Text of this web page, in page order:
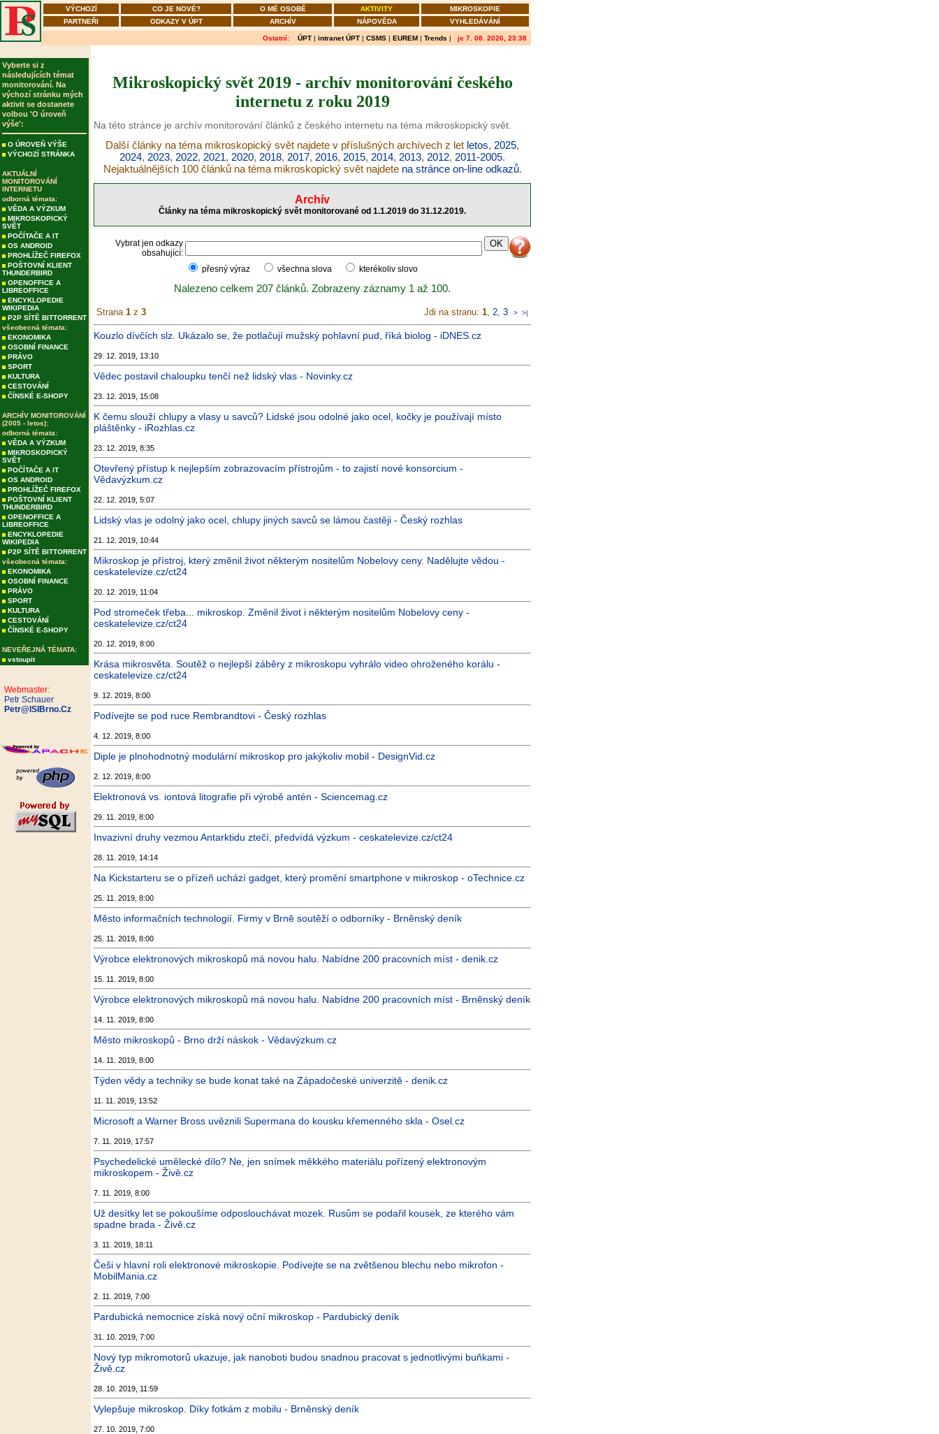
VÝCHOZÍ CO JE NOVÉ? O MÉ OSOBĚ AKTIVITY
MIKROSKOPIE
PARTNEŘI
ODKAZY V ÚPT ARCHÍV NÁPOVĚDA VYHLEDÁVÁNÍ
Ostatní: ÚPT | intranet ÚPT | CSMS | EUREM | Trends | je 7. 08. 2026, 23:38
Vyberte si z
následujících témat
monitorování. Na
výchozí stránku mých
aktivit se dostanete
volbou 'O úroveň
výše':
O ÚROVEŇ VÝŠE
VÝCHOZÍ STRÁNKA
AKTUÁLNÍ
MONITOROVÁNÍ
INTERNETU
odborná témata:
VĚDA A VÝZKUM
MIKROSKOPICKÝ
SVĚT
POČÍTAČE A IT
OS ANDROID
PROHLÍŽEČ FIREFOX
POŠTOVNÍ KLIENT
THUNDERBIRD
OPENOFFICE A
LIBREOFFICE
ENCYKLOPEDIE
WIKIPEDIA
P2P SÍTĚ BITTORRENT
všeobecná témata:
EKONOMIKA
OSOBNÍ FINANCE
PRÁVO
SPORT
KULTURA
CESTOVÁNÍ
ČÍNSKÉ E-SHOPY
ARCHÍV MONITOROVÁNÍ
(2005 - letos):
odborná témata:
VĚDA A VÝZKUM
MIKROSKOPICKÝ
SVĚT
POČÍTAČE A IT
OS ANDROID
PROHLÍŽEČ FIREFOX
POŠTOVNÍ KLIENT
THUNDERBIRD
OPENOFFICE A
LIBREOFFICE
ENCYKLOPEDIE
WIKIPEDIA
P2P SÍTĚ BITTORRENT
všeobecná témata:
EKONOMIKA
OSOBNÍ FINANCE
PRÁVO
SPORT
KULTURA
CESTOVÁNÍ
ČÍNSKÉ E-SHOPY
NEVEŘEJNÁ TÉMATA:
vstoupit
Webmaster:
Petr Schauer
Petr@ISIBrno.Cz
Mikroskopický svět 2019 - archív monitorování českého
internetu z roku 2019
Na této stránce je archív monitorování článků z českého internetu na téma mikroskopický svět.
Další články na téma mikroskopický svět najdete v příslušných archívech z let letos, 2025,
2024, 2023, 2022, 2021, 2020, 2018, 2017, 2016, 2015, 2014, 2013, 2012, 2011-2005.
Nejaktuálnějších 100 článků na téma mikroskopický svět najdete na stránce on-line odkazů.
Archív
Články na téma mikroskopický svět monitorované od 1.1.2019 do 31.12.2019.
Vybrat jen odkazy
obsahující:
přesný výraz
všechna slova kterékoliv slovo
Nalezeno celkem 207 článků. Zobrazeny záznamy 1 až 100.
Strana 1 z 3 Jdi na stranu: 1, 2, 3 > >|
Kouzlo dívčích slz. Ukázalo se, že potlačují mužský pohlavní pud, říká biolog - iDNES.cz
29. 12. 2019, 13:10
Vědec postavil chaloupku tenčí než lidský vlas - Novinky.cz
23. 12. 2019, 15:08
K čemu slouží chlupy a vlasy u savců? Lidské jsou odolné jako ocel, kočky je používají místo
pláštěnky - iRozhlas.cz
23. 12. 2019, 8:35
Otevřený přístup k nejlepším zobrazovacím přístrojům - to zajistí nové konsorcium -
Vědavýzkum.cz
22. 12. 2019, 5:07
Lidský vlas je odolný jako ocel, chlupy jiných savců se lámou častěji - Český rozhlas
21. 12. 2019, 10:44
Mikroskop je přístroj, který změnil život některým nositelům Nobelovy ceny. Nadělujte vědou -
ceskatelevize.cz/ct24
20. 12. 2019, 11:04
Pod stromeček třeba... mikroskop. Změnil život i některým nositelům Nobelovy ceny -
ceskatelevize.cz/ct24
20. 12. 2019, 8:00
Krása mikrosvěta. Soutěž o nejlepší záběry z mikroskopu vyhrálo video ohroženého korálu -
ceskatelevize.cz/ct24
9. 12. 2019, 8:00
Podívejte se pod ruce Rembrandtovi - Český rozhlas
4. 12. 2019, 8:00
Diple je plnohodnotný modulární mikroskop pro jakýkoliv mobil - DesignVid.cz
2. 12. 2019, 8:00
Elektronová vs. iontová litografie při výrobě antén - Sciencemag.cz
29. 11. 2019, 8:00
Invazivní druhy vezmou Antarktidu ztečí, předvídá výzkum - ceskatelevize.cz/ct24
28. 11. 2019, 14:14
Na Kickstarteru se o přízeň uchází gadget, který promění smartphone v mikroskop - oTechnice.cz
25. 11. 2019, 8:00
Město informačních technologií. Firmy v Brně soutěží o odborníky - Brněnský deník
25. 11. 2019, 8:00
Výrobce elektronových mikroskopů má novou halu. Nabídne 200 pracovních míst - denik.cz
15. 11. 2019, 8:00
Výrobce elektronových mikroskopů má novou halu. Nabídne 200 pracovních míst - Brněnský deník
14. 11. 2019, 8:00
Město mikroskopů - Brno drží náskok - Vědavýzkum.cz
14. 11. 2019, 8:00
Týden vědy a techniky se bude konat také na Západočeské univerzitě - denik.cz
11. 11. 2019, 13:52
Microsoft a Warner Bross uvěznili Supermana do kousku křemenného skla - Osel.cz
7. 11. 2019, 17:57
Psychedelické umělecké dílo? Ne, jen snímek měkkého materiálu pořízený elektronovým
mikroskopem - Živě.cz
7. 11. 2019, 8:00
Už desítky let se pokoušíme odposlouchávat mozek. Rusům se podařil kousek, ze kterého vám
spadne brada - Živě.cz
3. 11. 2019, 18:11
Češi v hlavní roli elektronové mikroskopie. Podívejte se na zvětšenou blechu nebo mikrofon -
MobilMania.cz
2. 11. 2019, 7:00
Pardubická nemocnice získá nový oční mikroskop - Pardubický deník
31. 10. 2019, 7:00
Nový typ mikromotorů ukazuje, jak nanoboti budou snadnou pracovat s jednotlivými buňkami -
Živě.cz
28. 10. 2019, 11:59
Vylepšuje mikroskop. Díky fotkám z mobilu - Brněnský deník
27. 10. 2019, 7:00